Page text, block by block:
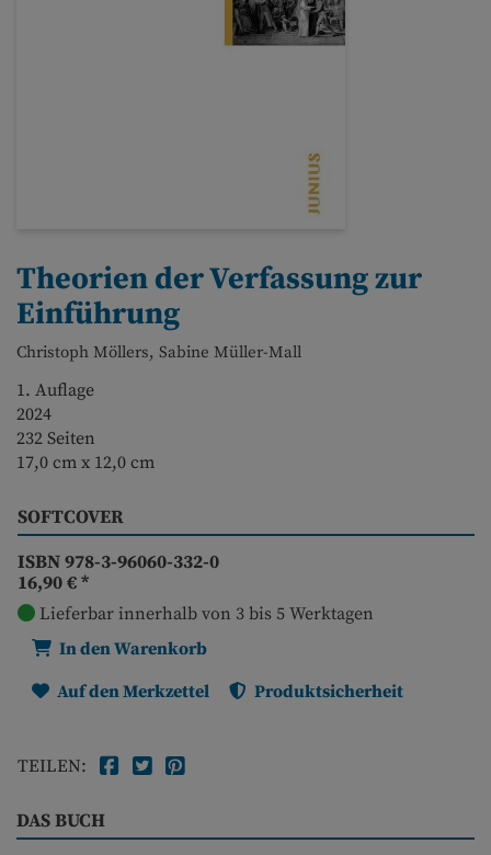
Theorien der Verfassung zur
Einführung
Christoph Möllers, Sabine Müller-Mall
1. Auflage
2024
232 Seiten
17,0 cm x 12,0 cm
SOFTCOVER
ISBN 978-3-96060-332-0
16,90 €*
Lieferbar innerhalb von 3 bis 5 Werktagen
In den Warenkorb
Auf den Merkzettel
Produktsicherheit
TEILEN:
DAS BUCH